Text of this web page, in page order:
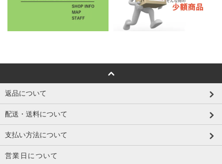
返品について
配送・送料について
支払い方法について
営業日について